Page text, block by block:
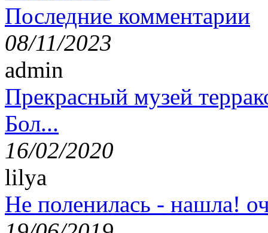
Последние комментарии
08/11/2023
admin
Прекрасный музей
Бол...
16/02/2020
lilya
Не поленилась - нашла!